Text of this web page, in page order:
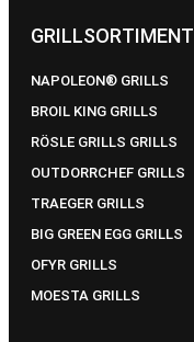
GRILLSORTIMENT
NAPOLEON® GRILLS
BROIL KING GRILLS
RÖSLE GRILLS GRILLS
OUTDORRCHEF GRILLS
TRAEGER GRILLS
BIG GREEN EGG GRILLS
OFYR GRILLS
MOESTA GRILLS